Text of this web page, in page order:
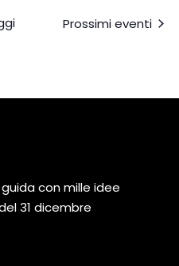
Prossimi eventi
con mille idee
31 dicembre